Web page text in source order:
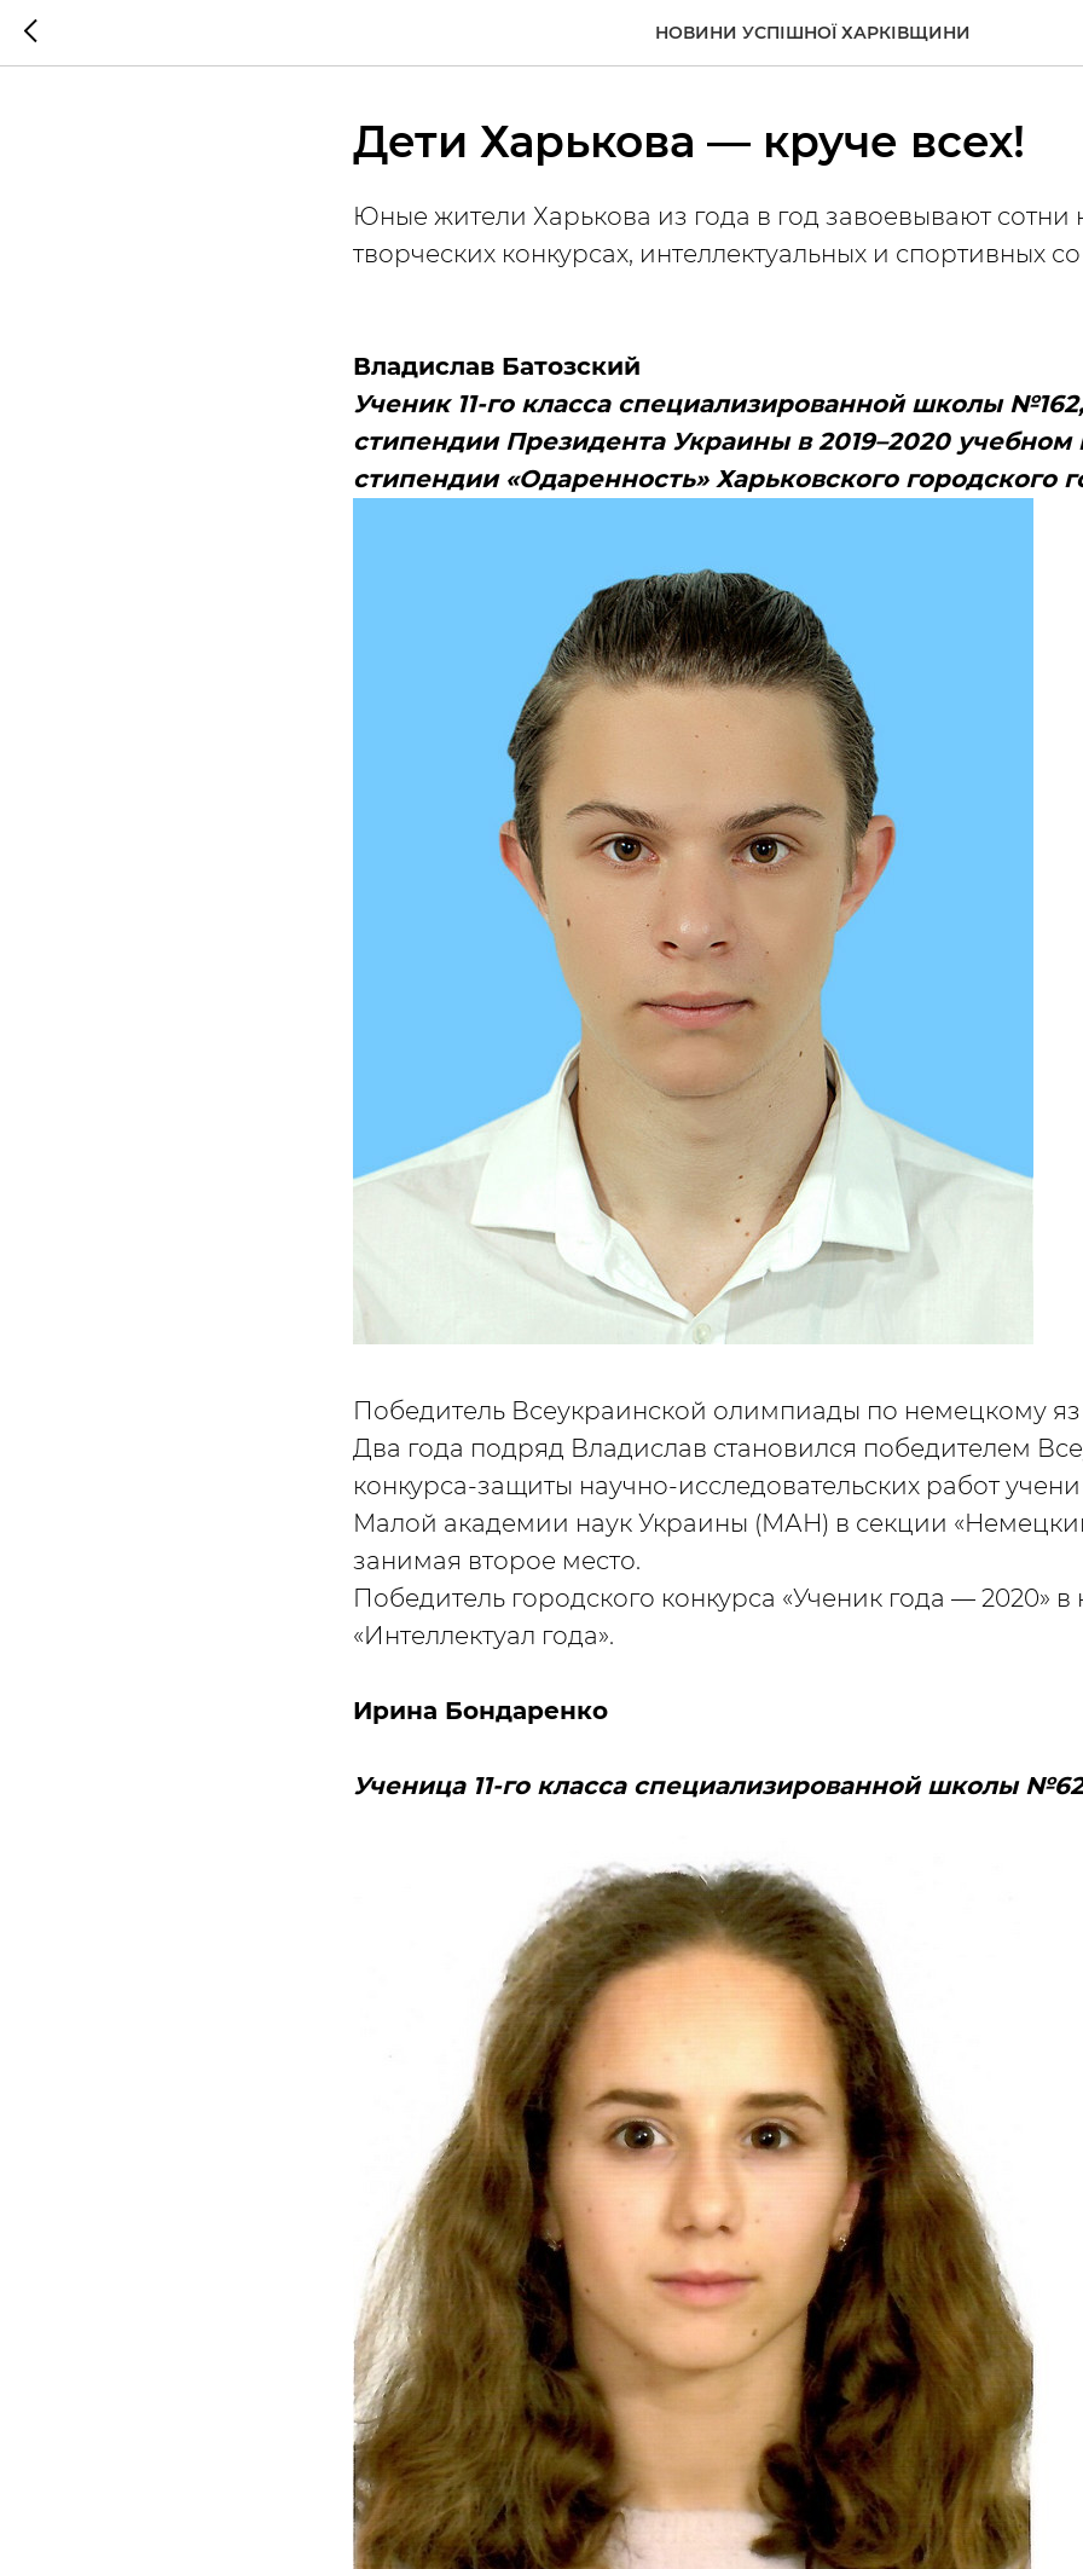
НОВИНИ УСПІШНОЇ ХАРКІВЩИНИ
Дети Харькова — круче всех!
Юные жители Харькова из года в год завоевывают сотни
творческих конкурсах, интеллектуальных и спортивных
Владислав Батозский
Ученик 11-го класса специализированной школы
стипендии Президента Украины в 2019–2020 учебном
стипендии «Одаренность» Харьковского городского
Победитель Всеукраинской олимпиады по немецкому
Два года подряд Владислав становился победителем
конкурса-защиты научно-исследовательских работ
Малой академии наук Украины (МАН) в секции
занимая второе место.
Победитель городского конкурса «Ученик года — 2020»
«Интеллектуал года».
Ирина Бондаренко
Ученица 11-го класса специализированной школы